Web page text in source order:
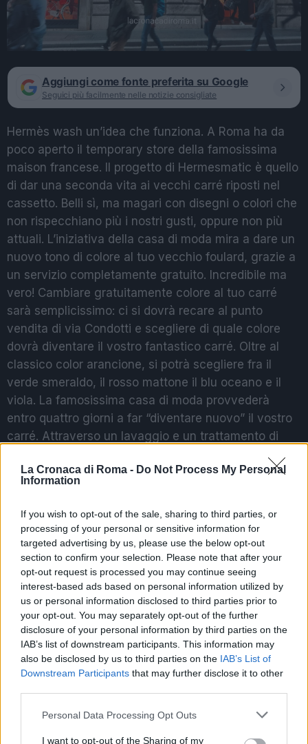
La Cronaca di Roma - Do Not Process My Personal
Information
If you wish to opt-out of the sale, sharing to third parties, or
processing of your personal or sensitive information for
targeted advertising by us, please use the below opt-out
section to confirm your selection. Please note that after your
opt-out request is processed you may continue seeing
interest-based ads based on personal information utilized by
us or personal information disclosed to third parties prior to
your opt-out. You may separately opt-out of the further
disclosure of your personal information by third parties on the
IAB’s list of downstream participants. This information may
also be disclosed by us to third parties on the IAB’s List of
Downstream Participants that may further disclose it to other
Please note that this website/app uses one or more Google
not limited to your visit or usage behaviour. You may click to
Personal Data Processing Opt Outs
I want to opt-out of the Sharing of my
Aggiungi come fonte preferita su Google
Seguici più facilmente nelle notizie consigliate
Hermès wash un’idea che funziona. A Roma ha da
poco aperto il temporary store della famosissima
maison francese. Il progetto di Hermesmatic è quello
di dar una seconda vita ai vecchi carré riposti nel
cassetto. Belli sì, ma magari con disegni o colori che
non rispecchiano più i nostri gusti, oppure non più
attuali. L’iniziativa della casa di moda mira a dare un
nuovo tono di colore al tuo vecchio foulard, grazie a
un servizio completamente gratuito. Incredibile ma
vero! Cambiare gratuitamente colore al tuo carré
sarà semplicissimo: ci si dovrà recare al punto
vendita di via Condotti e scegliere di quale colore
dovrà diventare il vostro fantastico carré. Oltre al
classico color arancione, si potrà scegliere fra il
verde smeraldo, il rosso mattone il blu oceano e il
viola. La famosissima casa di moda provvederà
entro quattro giorni a far “diventare nuovo” il vostro
carré. Attraverso un lavaggio e un trattamento di
assoluta qualità, il carré di Hermès diventerà ancora
più bello, pronto per essere di nuovo indossato per
Occhio però! Il progetto di hermesmatic non durerà
molto tempo: infatti bisogna affrettarsi per portare il
proprio carré di lusso nel punto vendita di via dei
Condotti. Tutti i giorni dalle 11 fino alle 19, fino a
venerdì 30 novembre. Hermès regala la metamorfosi
al tuo carré, portalo con te per donargli una seconda
vita…
Protezione Civile:
“Allerta gialla da
ore”
Successiva
ROMA. Florenzi